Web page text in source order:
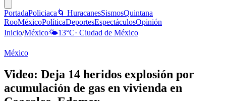
PortadaPoliciaca 🌀 HuracanesSismosQuintana
RooMéxicoPolíticaDeportesEspectáculosOpinión
Inicio/México🌤️13°C· Ciudad de México
México
Video: Deja 14 heridos explosión por
acumulación de gas en vivienda en